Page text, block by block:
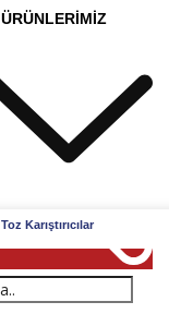
ÜRÜNLERIMIZ
Toz Karıştırıcılar